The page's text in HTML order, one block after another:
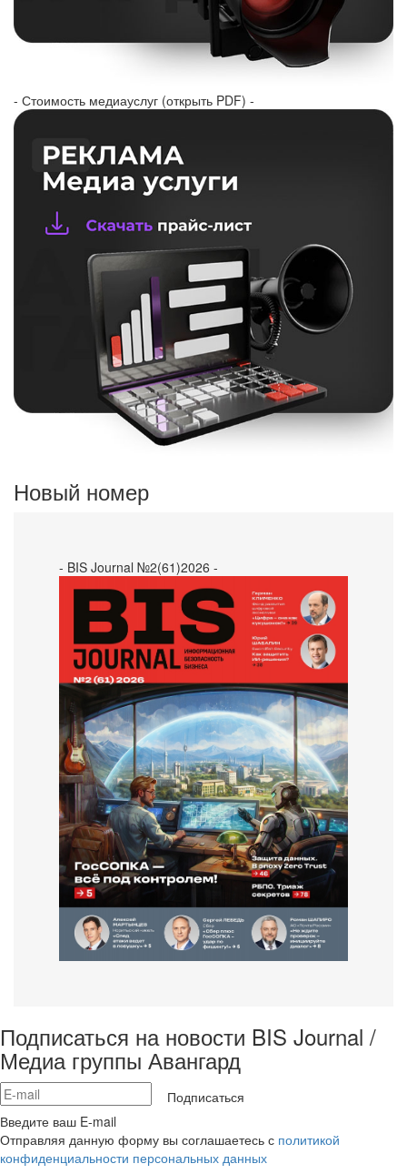
- Стоимость медиауслуг (открыть PDF) -
Новый номер
- BIS Journal №2(61)2026 -
Подписаться на новости BIS Journal /
Медиа группы Авангард
Подписаться
Введите ваш E-mail
Отправляя данную форму вы соглашаетесь с политикой
конфиденциальности персональных данных